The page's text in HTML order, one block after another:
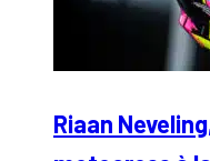
Riaan